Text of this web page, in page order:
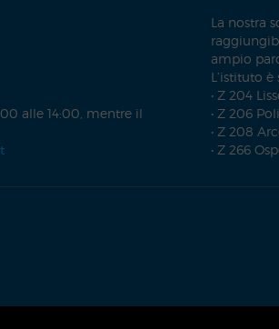
alle 14:00, mentre il
La nostra
ampio
L’istituto
• Z 204
• Z 206
• Z 208
• Z 266